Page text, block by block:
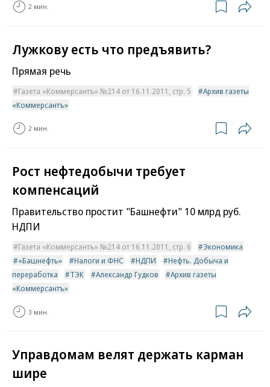
2 мин.
Лужкову есть что предъявить?
Прямая речь
Газета «Коммерсантъ» №214 от 16.11.2011, стр. 5
Архив газеты
«Коммерсантъ»
2 мин.
Рост нефтедобычи требует
компенсаций
Правительство простит "Башнефти" 10 млрд руб.
НДПИ
Газета «Коммерсантъ» №214 от 16.11.2011, стр. 6
Экономика
«Башнефть»
Налоги и ФНС НДПИ
Нефть. Добыча и
переработка
ТЭК Александр Гудков
Архив газеты
«Коммерсантъ»
3 мин.
Управдомам велят держать карман
шире